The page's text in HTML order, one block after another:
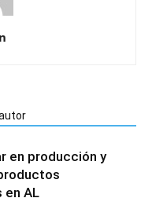
en producción y
en AL